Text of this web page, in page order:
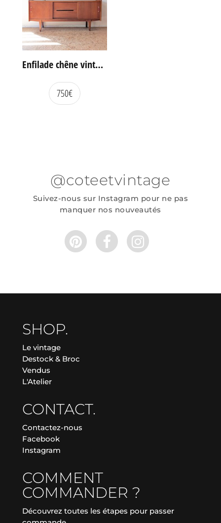
Enfilade chêne vintage portes coulissantes
750€
@coteetvintage
Suivez-nous sur Instagram pour ne pas
manquer nos nouveautés
SHOP.
Le vintage
Destock & Broc
Vendus
L'Atelier
CONTACT.
Contactez-nous
Facebook
Instagram
COMMENT
COMMANDER ?
Découvrez toutes les étapes pour passer